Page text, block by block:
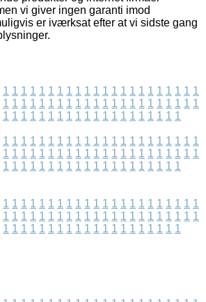
vi giver ingen garanti imod
er iværksat efter at vi sidste gang
1 1 1 1 1 1 1 1 1 1 1 1 1 1 1 1 1 1 1 1 1 1
1 1 1 1 1 1 1 1 1 1 1 1 1 1 1 1 1 1 1 1 1 1
1 1 1 1 1 1 1 1 1 1 1 1 1 1 1 1 1 1 1 1
1 1 1 1 1 1 1 1 1 1 1 1 1 1 1 1 1 1 1 1 1 1
1 1 1 1 1 1 1 1 1 1 1 1 1 1 1 1 1 1 1 1 1 1
1 1 1 1 1 1 1 1 1 1 1 1 1 1 1 1 1 1 1 1
1 1 1 1 1 1 1 1 1 1 1 1 1 1 1 1 1 1 1 1 1 1
1 1 1 1 1 1 1 1 1 1 1 1 1 1 1 1 1 1 1 1 1 1
1 1 1 1 1 1 1 1 1 1 1 1 1 1 1 1 1 1 1 1